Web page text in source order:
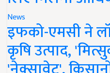
News
इफको-एमसी ने
कृषि उत्पाद,